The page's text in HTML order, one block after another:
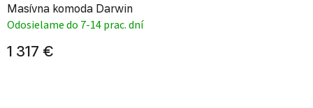
Masívna komoda Darwin
Odosielame do 7-14 prac. dní
1 317 €